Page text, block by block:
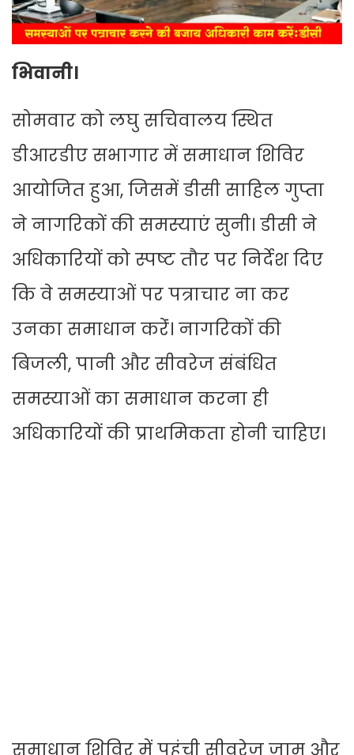
भिवानी।
सोमवार को लघु सचिवालय स्थित
डीआरडीए सभागार में समाधान शिविर
आयोजित हुआ, जिसमें डीसी साहिल गुप्ता
ने नागरिकों की समस्याएं सुनी। डीसी ने
अधिकारियों को स्पष्ट तौर पर निर्देश दिए
कि वे समस्याओं पर पत्राचार ना कर
उनका समाधान करेंं। नागरिकों की
बिजली, पानी और सीवरेज संबंधित
समस्याओं का समाधान करना ही
अधिकारियों की प्राथमिकता होनी चाहिए।